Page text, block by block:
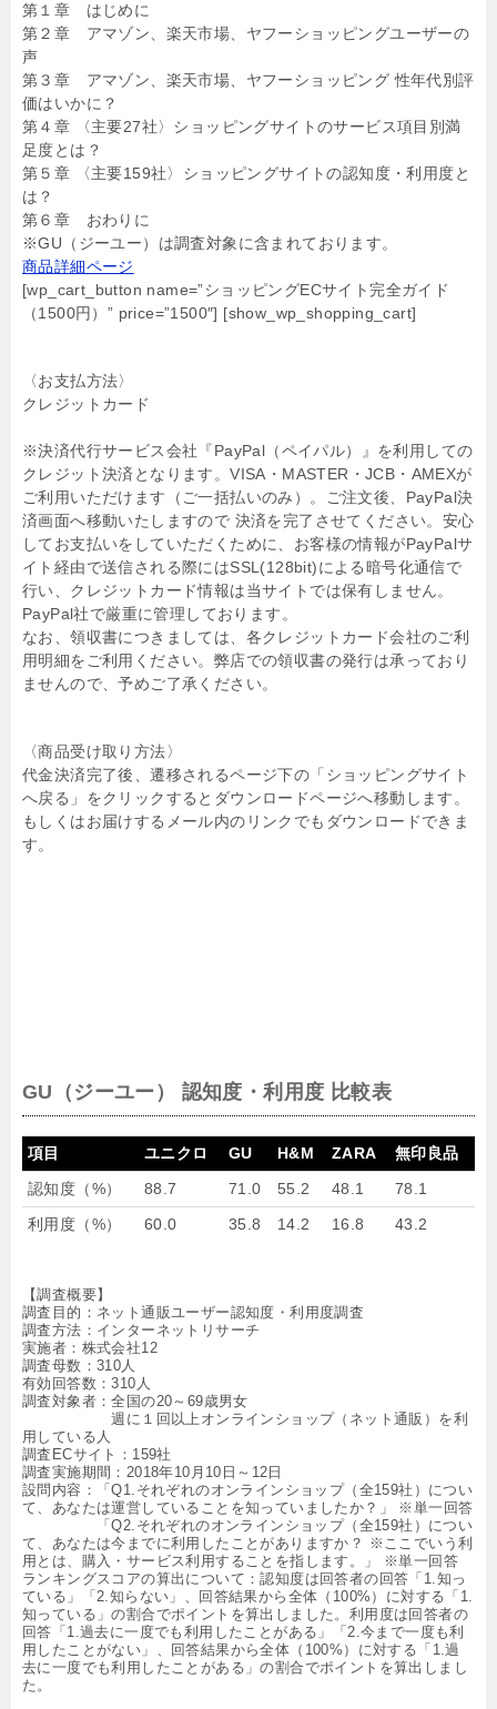
第１章 はじめに
第２章 アマゾン、楽天市場、ヤフーショッピングユーザーの
声
第３章 アマゾン、楽天市場、ヤフーショッピング 性年代別評
価はいかに？
第４章 〈主要27社〉ショッピングサイトのサービス項目別満
足度とは？
第５章 〈主要159社〉ショッピングサイトの認知度・利用度と
は？
第６章 おわりに
※GU（ジーユー）は調査対象に含まれております。
商品詳細ページ
[wp_cart_button name=”ショッピングECサイト完全ガイド
（1500円）” price=”1500″] [show_wp_shopping_cart]
〈お支払方法〉
クレジットカード
※決済代行サービス会社『PayPal（ペイパル）』を利用しての
クレジット決済となります。VISA・MASTER・JCB・AMEXが
ご利用いただけます（ご一括払いのみ）。ご注文後、PayPal決
済画面へ移動いたしますので 決済を完了させてください。安心
してお支払いをしていただくために、お客様の情報がPayPalサ
イト経由で送信される際にはSSL(128bit)による暗号化通信で
行い、クレジットカード情報は当サイトでは保有しません。
PayPal社で厳重に管理しております。
なお、領収書につきましては、各クレジットカード会社のご利
用明細をご利用ください。弊店での領収書の発行は承っており
ませんので、予めご了承ください。
〈商品受け取り方法〉
代金決済完了後、遷移されるページ下の「ショッピングサイト
へ戻る」をクリックするとダウンロードページへ移動します。
もしくはお届けするメール内のリンクでもダウンロードできま
す。
GU（ジーユー） 認知度・利用度 比較表
項目 ユニクロ GU H&M ZARA
無印良品
認知度（%）
88.7 71.0 55.2 48.1
78.1
利用度（%）
60.0 35.8 14.2 16.8 43.2
【調査概要】
調査目的：ネット通販ユーザー認知度・利用度調査
調査方法：インターネットリサーチ
実施者：株式会社12
調査母数：310人
有効回答数：310人
調査対象者：全国の20～69歳男女
週に１回以上オンラインショップ（ネット通販）を利
用している人
調査ECサイト：159社
調査実施期間：2018年10月10日～12日
設問内容：「Q1.それぞれのオンラインショップ（全159社）につい
て、あなたは運営していることを知っていましたか？」 ※単一回答
「Q2.それぞれのオンラインショップ（全159社）につい
て、あなたは今までに利用したことがありますか？ ※ここでいう利
用とは、購入・サービス利用することを指します。」 ※単一回答
ランキングスコアの算出について：認知度は回答者の回答「1.知っ
ている」「2.知らない」、回答結果から全体（100%）に対する「1.
知っている」の割合でポイントを算出しました。利用度は回答者の
回答「1.過去に一度でも利用したことがある」「2.今まで一度も利
用したことがない」、回答結果から全体（100%）に対する「1.過
去に一度でも利用したことがある」の割合でポイントを算出しまし
た。